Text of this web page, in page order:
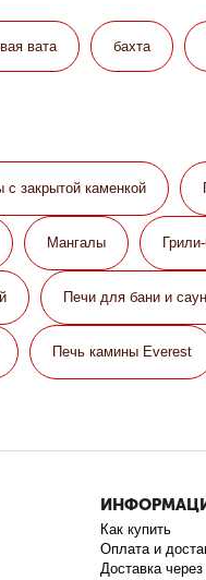
вата бахта
закрытой каменкой
Мангалы
Печи для бани и
Печь камины Everest
Как купить
Оплата и
Доставка